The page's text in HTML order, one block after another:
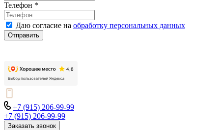
Телефон *
Даю согласие на обработку персональных данных
Отправить
+7 (915) 206-99-99
+7 (915) 206-99-99
Заказать звонок